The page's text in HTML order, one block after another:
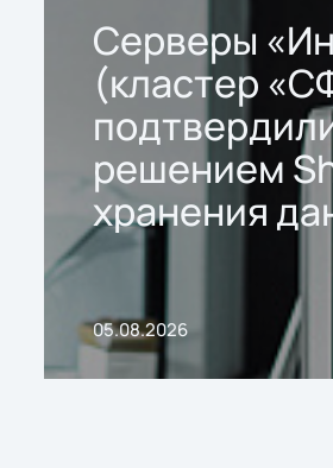
Серверы
(кластер
решением
хранения
05.08.2026